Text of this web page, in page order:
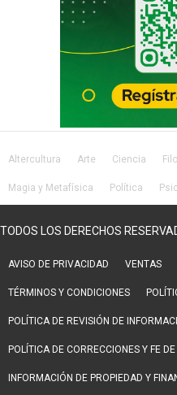
Altercultura Arte Ciencia
Magia y Metafísica Política
TODOS LOS DERECHOS
AVISO DE PRIVACIDAD VENTAS
TÉRMINOS Y CONDICIONES
POLÍTICA DE REVISIÓN DE
POLÍTICA DE CORRECCIONES Y FE
INFORMACIÓN DE PROPIEDAD Y